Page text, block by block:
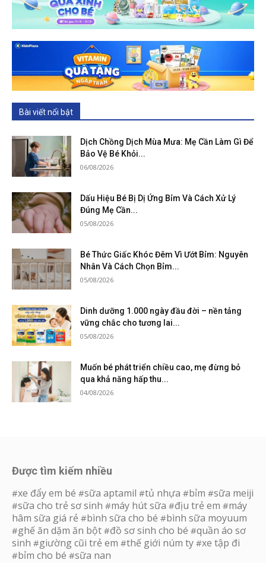
Bài viết nổi bật
Dịch Chồng Dịch Mùa Mưa: Mẹ Cần Làm Gì Để
Bảo Vệ Bé Khỏi...
06/08/2026
Dấu Hiệu Bé Bị Dị Ứng Bỉm Và Cách Xử Lý
Đúng Mẹ Cần...
05/08/2026
Bé Thức Giấc Khóc Đêm Vì Ướt Bỉm: Nguyên
Nhân Và Cách Chọn Bỉm...
05/08/2026
Dinh dưỡng 1.000 ngày đầu đời – nền tảng
vững chắc cho tương lai...
05/08/2026
Muốn bé phát triển chiều cao, mẹ đừng bỏ
qua khả năng hấp thu...
04/08/2026
Được tìm kiếm nhiều
#xe đẩy em bé #sữa aptamil #tủ nhựa #bỉm #sữa meiji
#sữa cho trẻ sơ sinh #máy hút sữa #địu trẻ em #máy
hâm sữa giá rẻ #bình sữa cho bé #bình sữa moyuum
#ghế ăn dặm ăn bột #đồ sơ sinh cho bé #quần áo sơ
sinh #giường cũi trẻ em #thế giới núm ty #xe tập đi
#bỉm cho bé #sữa nan